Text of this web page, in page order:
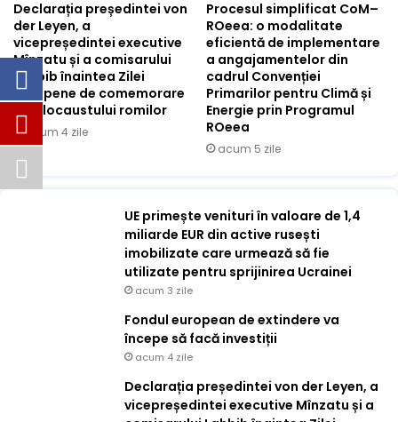
Declarația președintei von
der Leyen, a
vicepreședintei executive
Mînzatu și a comisarului
Lahbib înaintea Zilei
europene de comemorare
a Holocaustului romilor
acum 4 zile
Procesul simplificat CoM–
ROeea: o modalitate
eficientă de implementare
a angajamentelor din
cadrul Convenției
Primarilor pentru Climă și
Energie prin Programul
ROeea
acum 5 zile
UE primește venituri în valoare de 1,4
miliarde EUR din active rusești
imobilizate care urmează să fie
utilizate pentru sprijinirea Ucrainei
acum 3 zile
Fondul european de extindere va
începe să facă investiții
acum 4 zile
Declarația președintei von der Leyen, a
vicepreședintei executive Mînzatu și a